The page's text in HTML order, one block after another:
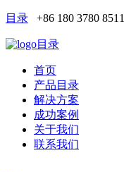
目录 +86 180 3780 8511
目录
首页
产品目录
解决方案
成功案例
关于我们
联系我们